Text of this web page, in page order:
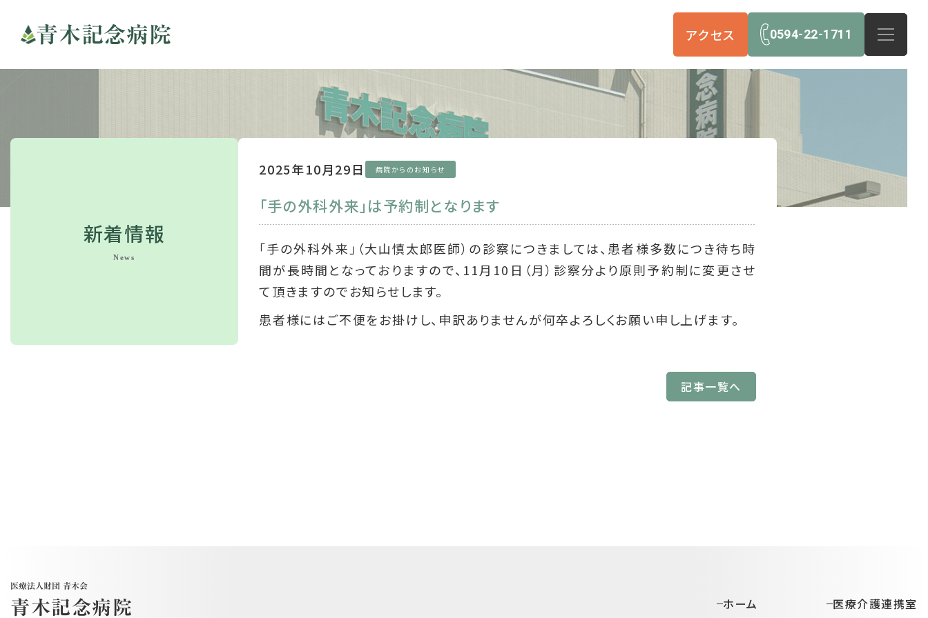
青木記念病院 アクセス 0594-22-1711
新着情報
News
2025年10月29日 病院からのお知らせ
「手の外科外来」は予約制となります
「手の外科外来」（大山慎太郎医師）の診察につきましては、患者様多数につき待ち時
間が長時間となっておりますので、11月10日（月）診察分より原則予約制に変更させ
て頂きますのでお知らせします。
患者様にはご不便をお掛けし、申訳ありませんが何卒よろしくお願い申し上げます。
記事一覧へ
医療法人財団 青木会
青木記念病院 ホーム 医療介護連携室